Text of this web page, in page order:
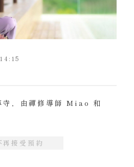
寺，由禪修導師 Miao 和
再接受預約